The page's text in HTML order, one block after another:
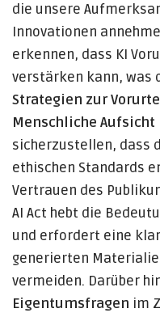
die unsere
Innovationen
erkennen, dass KI
verstärken kann, was
Strategien zur
Menschliche Aufsicht
sicherzustellen, dass
ethischen Standards
Vertrauen des
AI Act hebt die
und erfordert eine
generierten
vermeiden. Darüber
Eigentumsfragen im